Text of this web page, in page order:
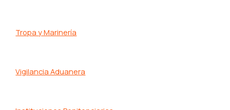
Tropa y Marinería
Vigilancia Aduanera